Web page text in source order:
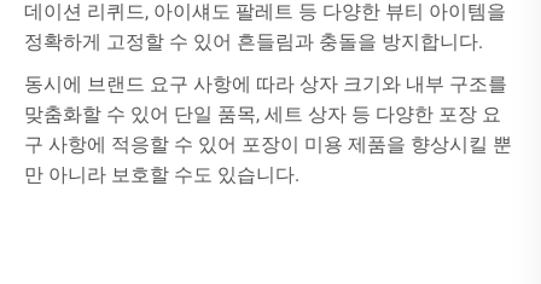
데이션 리퀴드, 아이섀도 팔레트 등 다양한 뷰티 아이템을
정확하게 고정할 수 있어 흔들림과 충돌을 방지합니다.
동시에 브랜드 요구 사항에 따라 상자 크기와 내부 구조를
맞춤화할 수 있어 단일 품목, 세트 상자 등 다양한 포장 요
구 사항에 적응할 수 있어 포장이 미용 제품을 향상시킬 뿐
만 아니라 보호할 수도 있습니다.